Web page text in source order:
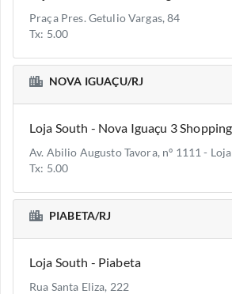
Praça Pres. Getulio Vargas, 84
Tx: 5.00
NOVA IGUAÇU/RJ
Loja South - Nova Iguaçu 3 Shopping
Av. Abilio Augusto Tavora, nº 1111 -
Tx: 5.00
PIABETA/RJ
Loja South - Piabeta
Rua Santa Eliza, 222